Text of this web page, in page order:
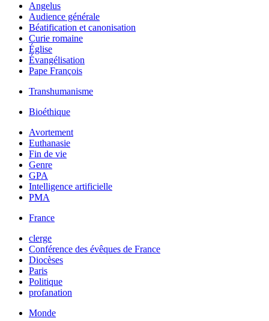
Angelus
Audience générale
Béatification et canonisation
Curie romaine
Église
Évangélisation
Pape François
Transhumanisme
Bioéthique
Avortement
Euthanasie
Fin de vie
Genre
GPA
Intelligence artificielle
PMA
France
clerge
Conférence des évêques de France
Diocèses
Paris
Politique
profanation
Monde